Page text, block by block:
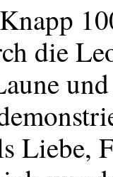
die
Liebe,